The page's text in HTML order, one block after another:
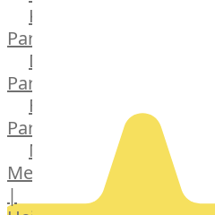
Kochschul-
Partner
Depot-
Partner
Frischetheken-
Partner
Männer
Metzger
|